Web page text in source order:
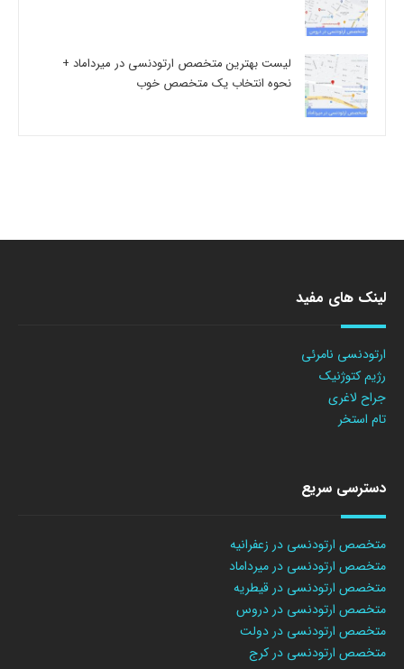
لیست بهترین متخصص ارتودنسی در میرداماد +
نحوه انتخاب یک متخصص خوب
لینک های مفید
ارتودنسی نامرئی
رژیم کتوژنیک
جراح لاغری
تام استخر
دسترسی سریع
متخصص ارتودنسی در زعفرانیه
متخصص ارتودنسی در میرداماد
متخصص ارتودنسی در قیطریه
متخصص ارتودنسی در دروس
متخصص ارتودنسی در دولت
متخصص ارتودنسی در کرج